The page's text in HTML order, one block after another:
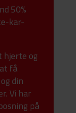
50%
kar-
hjerte og
få
din
Vi har
på